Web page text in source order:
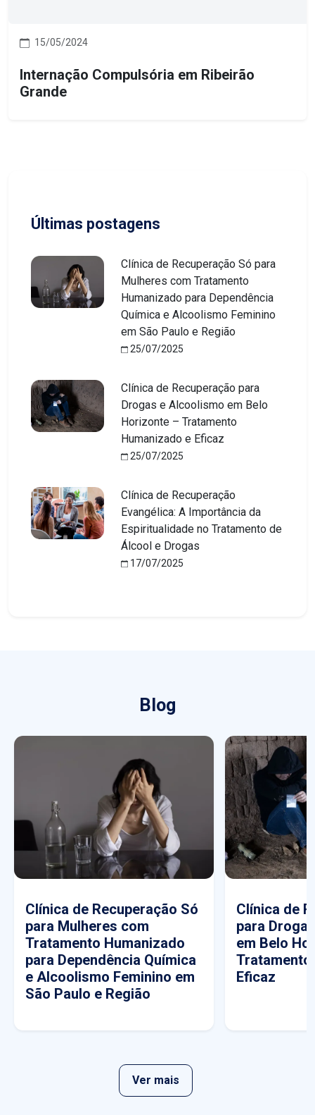
15/05/2024
Internação Compulsória em Ribeirão
Grande
Últimas postagens
Clínica de Recuperação Só para
Mulheres com Tratamento
Humanizado para Dependência
Química e Alcoolismo Feminino
em São Paulo e Região
25/07/2025
Clínica de Recuperação para
Drogas e Alcoolismo em Belo
Horizonte – Tratamento
Humanizado e Eficaz
25/07/2025
Clínica de Recuperação
Evangélica: A Importância da
Espiritualidade no Tratamento de
Álcool e Drogas
17/07/2025
Blog
Clínica de Recuperação Só
para Mulheres com
Tratamento Humanizado
para Dependência Química
e Alcoolismo Feminino em
São Paulo e Região
Clínica de
para
em Belo
Tratamento
Eficaz
Ver mais